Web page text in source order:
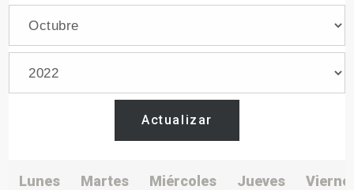
Actualizar
Lunes Martes Miércoles Jueves